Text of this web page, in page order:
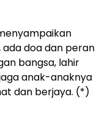
ada doa dan peran
bangsa, lahir
anak-anaknya
dan berjaya. (*)